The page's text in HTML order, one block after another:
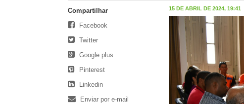
15 DE ABRIL DE 2024, 19:41
Compartilhar
Facebook
Twitter
Google plus
Pinterest
Linkedin
Enviar por e-mail